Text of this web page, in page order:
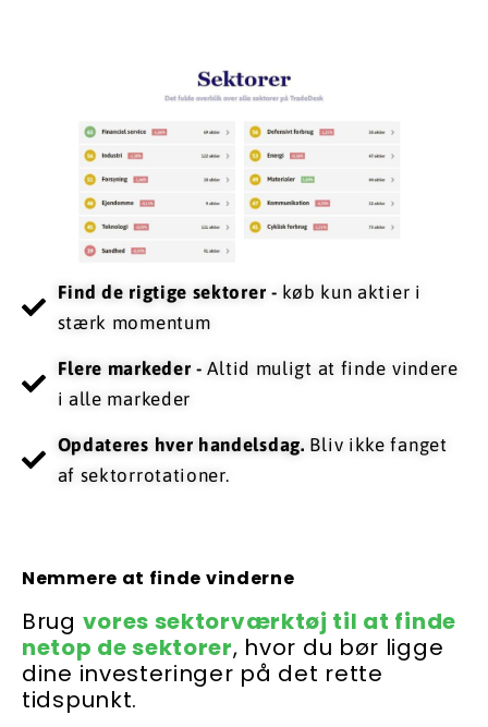
Find de rigtige sektorer - køb kun aktier i
stærk momentum
​​Flere markeder - Altid muligt at finde vindere
i alle markeder
Opdateres hver handelsdag. Bliv ikke fanget
af sektorrotationer.
Nemmere at finde vinderne
Brug vores sektorværktøj til at finde
netop de sektorer, hvor du bør ligge
dine investeringer på det rette
tidspunkt.